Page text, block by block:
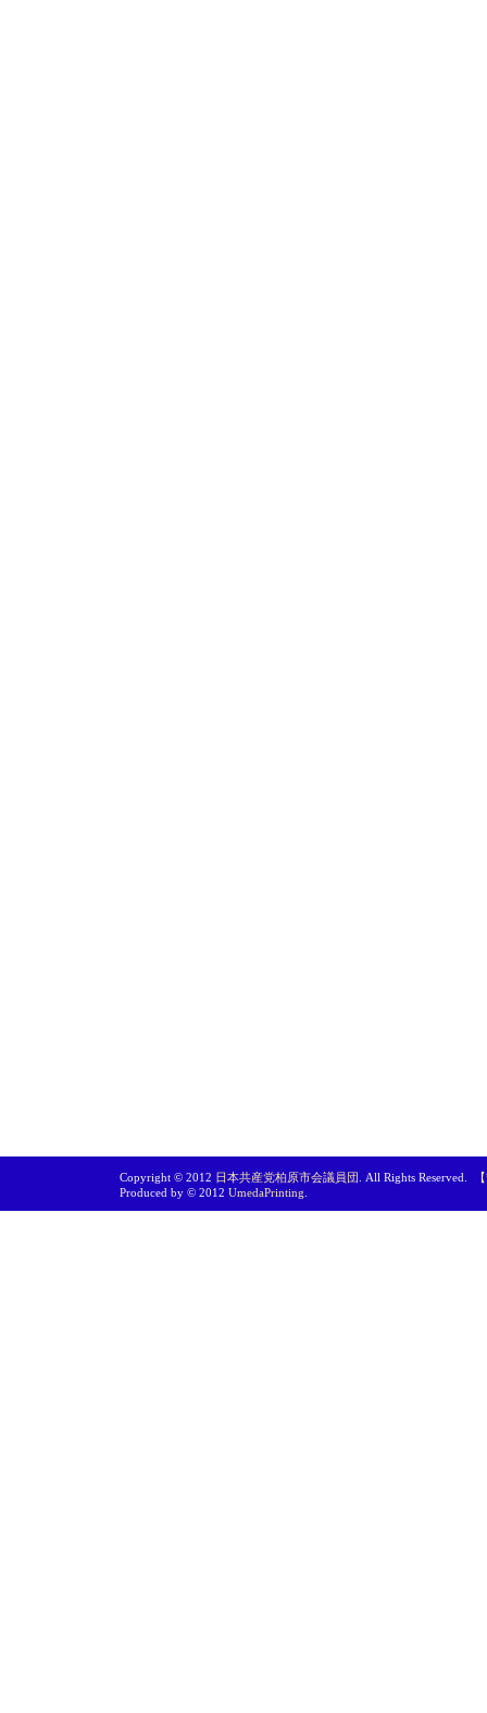
Copyright © 2012 日本共産党柏原市会議員団 . All Rights Reserved.
Produced by © 2012 UmedaPrinting